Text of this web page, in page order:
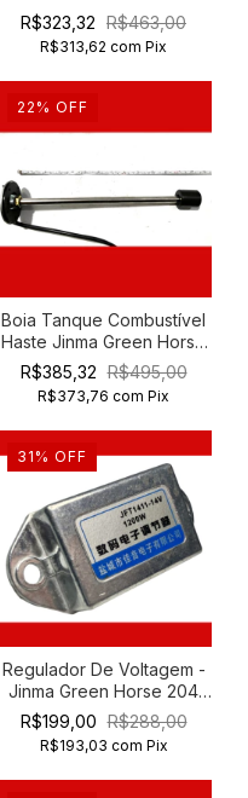
Horse 204 254
R$323,32 R$463,00
R$313,62 com Pix
22 % OFF
Boia Tanque Combustível
Haste Jinma Green Horse
454 554
R$385,32 R$495,00
R$373,76 com Pix
31 % OFF
Regulador De Voltagem -
Jinma Green Horse 204
254
R$199,00 R$288,00
R$193,03 com Pix